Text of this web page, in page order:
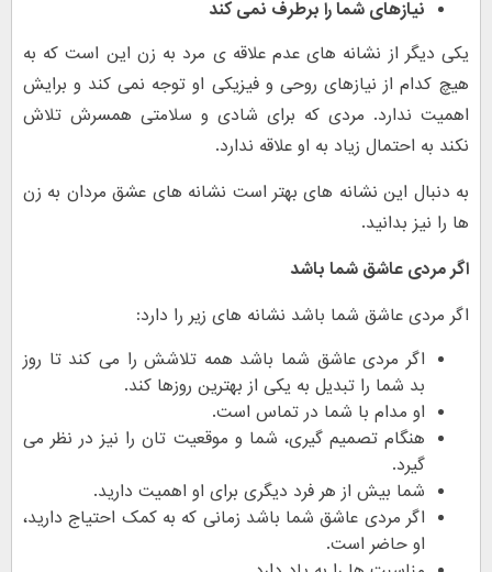
نیازهای شما را برطرف نمی کند
یکی دیگر از نشانه های عدم علاقه ی مرد به زن این است که به
هیچ کدام از نیازهای روحی و فیزیکی او توجه نمی کند و برایش
اهمیت ندارد. مردی که برای شادی و سلامتی همسرش تلاش
نکند به احتمال زیاد به او علاقه ندارد.
به دنبال این نشانه های بهتر است نشانه های عشق مردان به زن
ها را نیز بدانید.
اگر مردی عاشق شما باشد
اگر مردی عاشق شما باشد نشانه های زیر را دارد:
اگر مردی عاشق شما باشد همه تلاشش را می کند تا روز
بد شما را تبدیل به یکی از بهترین روزها کند.
او مدام با شما در تماس است.
هنگام تصمیم گیری، شما و موقعیت تان را نیز در نظر می
گیرد.
شما بیش از هر فرد دیگری برای او اهمیت دارید.
اگر مردی عاشق شما باشد زمانی که به کمک احتیاج دارید،
او حاضر است.